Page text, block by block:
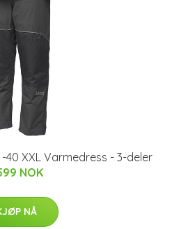
40 XXL Varmedress - 3-deler
NOK
NÅ